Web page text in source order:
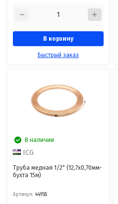
В корзину
Быстрый заказ
В наличии
ICG
Труба медная 1/2" (12,7х0,70мм-
бухта 15м)
Артикул: 44958